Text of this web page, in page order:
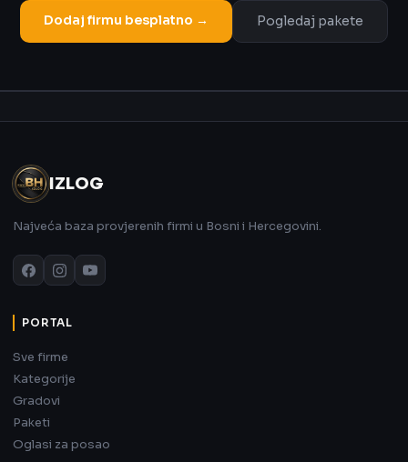
Dodaj firmu besplatno → Pogledaj pakete
IZLOG
Najveća baza provjerenih firmi u Bosni i Hercegovini.
PORTAL
Sve firme
Kategorije
Gradovi
Paketi
Oglasi za posao